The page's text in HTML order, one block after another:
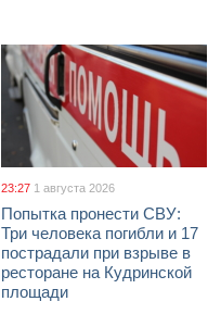
23:27 1 августа 2026
Попытка пронести СВУ:
Три человека погибли и 17
пострадали при взрыве в
ресторане на Кудринской
площади